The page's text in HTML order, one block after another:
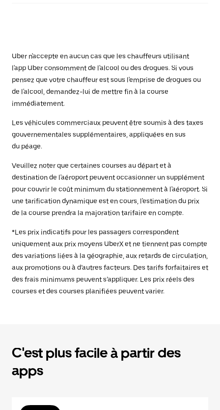
Uber n'accepte en aucun cas que les chauffeurs utilisant
l'app Uber consomment de l'alcool ou des drogues. Si vous
pensez que votre chauffeur est sous l'emprise de drogues ou
de l'alcool, demandez-lui de mettre fin à la course
immédiatement.
Les véhicules commerciaux peuvent être soumis à des taxes
gouvernementales supplémentaires, appliquées en sus
du péage.
Veuillez noter que certaines courses au départ et à
destination de l'aéroport peuvent occasionner un supplément
pour couvrir le coût minimum du stationnement à l'aéroport. Si
une tarification dynamique est en cours, l'estimation du prix
de la course prendra la majoration tarifaire en compte.
*Les prix indicatifs pour les passagers correspondent
uniquement aux prix moyens UberX et ne tiennent pas compte
des variations liées à la géographie, aux retards de circulation,
aux promotions ou à d’autres facteurs. Des tarifs forfaitaires et
des frais minimums peuvent s’appliquer. Les prix réels des
courses et des courses planifiées peuvent varier.
C'est plus facile à partir des
apps